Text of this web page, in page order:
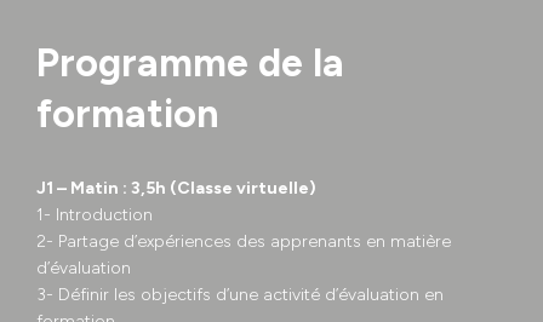
Programme de la
formation
J1 – Matin : 3,5h (Classe virtuelle)
1- Introduction
2- Partage d’expériences des apprenants en matière
d’évaluation
3- Définir les objectifs d’une activité d’évaluation en